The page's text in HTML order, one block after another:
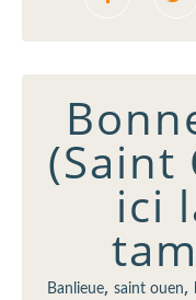
(Saint
ici
Banlieue, saint ouen,